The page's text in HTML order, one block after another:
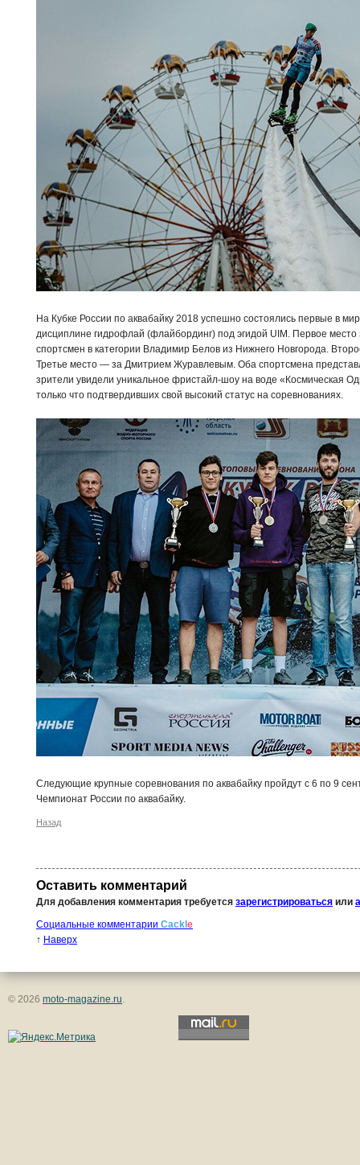
На Кубке России по аквабайку 2018 успешно состоялись первые в
дисциплине гидрофлай (флайбординг) под эгидой UIM. Первое
спортсмен в категории Владимир Белов из Нижнего Новгорода.
Третье место — за Дмитрием Журавлевым. Оба спортсмена
зрители увидели уникальное фристайл-шоу на воде «Космическая
только что подтвердивших свой высокий статус на соревнованиях.
Следующие крупные соревнования по аквабайку пройдут с 6 по 9
Чемпионат России по аквабайку.
Назад
Оставить комментарий
Для добавления комментария требуется зарегистрироваться или
Социальные комментарии Cackl e
↑ Наверх
© 2026 moto-magazine.ru.